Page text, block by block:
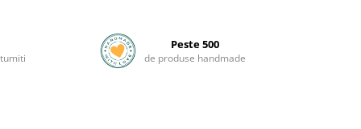
Peste 500
de produse handmade